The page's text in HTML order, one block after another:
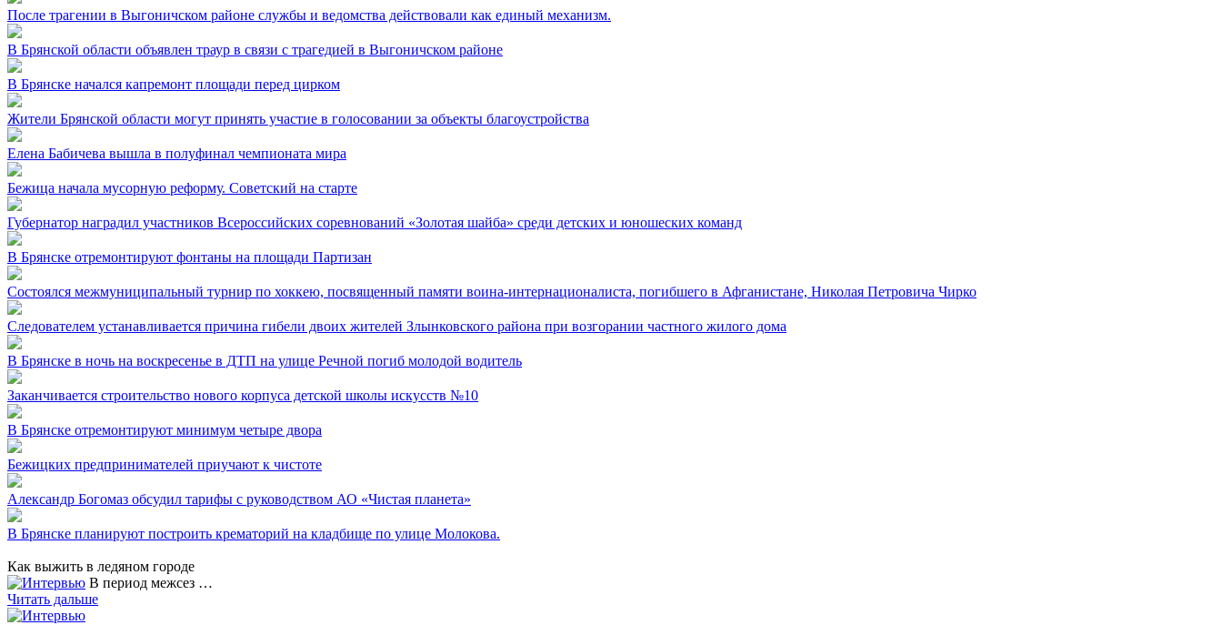
После трагении в Выгоничском районе службы и ведомства действовали как единый механизм.
В Брянской области объявлен траур в связи с трагедией в Выгоничском районе
В Брянске начался капремонт площади перед цирком
Жители Брянской области могут принять участие в голосовании за объекты благоустройства
Елена Бабичева вышла в полуфинал чемпионата мира
Бежица начала мусорную реформу. Советский на старте
Губернатор наградил участников Всероссийских соревнований «Золотая шайба» среди детских и юношеских команд
В Брянске отремонтируют фонтаны на площади Партизан
Состоялся межмуниципальный турнир по хоккею, посвященный памяти воина-интернационалиста, погибшего в Афганистане, Николая Петровича Чирко
Следователем устанавливается причина гибели двоих жителей Злынковского района при возгорании частного жилого дома
В Брянске в ночь на воскресенье в ДТП на улице Речной погиб молодой водитель
Заканчивается строительство нового корпуса детской школы искусств №10
В Брянске отремонтируют минимум четыре двора
Бежицких предпринимателей приучают к чистоте
Александр Богомаз обсудил тарифы с руководством АО «Чистая планета»
В Брянске планируют построить крематорий на кладбище по улице Молокова.
Как выжить в ледяном городе
В период межсез …
Читать дальше